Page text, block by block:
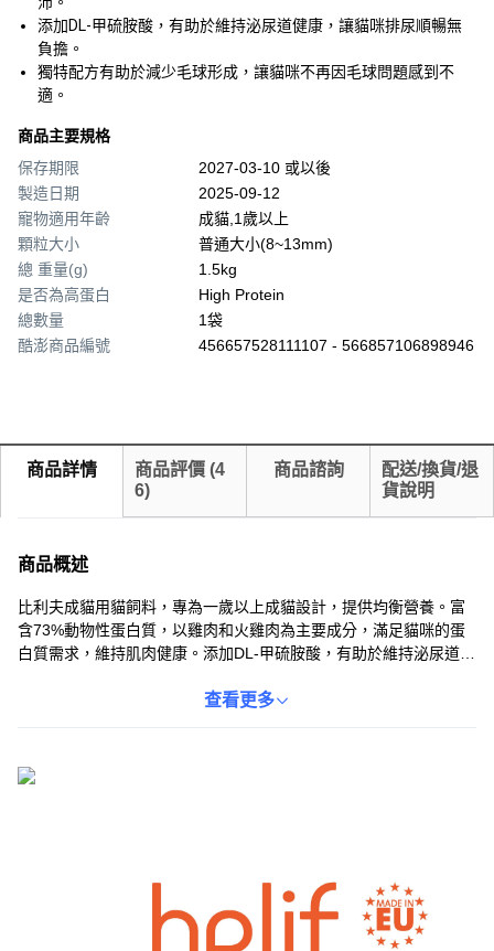
添加DL-甲硫胺酸，有助於維持泌尿道健康，讓貓咪排尿順暢無
負擔。
獨特配方有助於減少毛球形成，讓貓咪不再因毛球問題感到不
適。
商品主要規格
保存期限
2027-03-10 或以後
製造日期
2025-09-12
寵物適用年齡
成貓,1歲以上
顆粒大小
普通大小(8~13mm)
總 重量(g)
1.5kg
是否為高蛋白
High Protein
總數量
1袋
酷澎商品編號
456657528111107 - 566857106898946
商品詳情 商品評價 (4
6)
商品諮詢
配送/換貨/退
貨說明
商品概述
比利夫成貓用貓飼料，專為一歲以上成貓設計，提供均衡營養。富
含73%動物性蛋白質，以雞肉和火雞肉為主要成分，滿足貓咪的蛋
白質需求，維持肌肉健康。添加DL-甲硫胺酸，有助於維持泌尿道健
健康腸道。讓您的愛貓享受美味又健康的每一餐。
查看更多